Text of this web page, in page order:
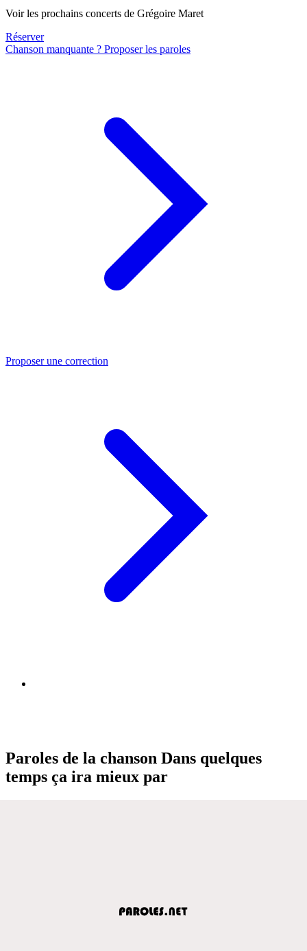
Voir les prochains concerts de Grégoire Maret
Réserver
Chanson manquante ? Proposer les paroles
Proposer une correction
Paroles de la chanson Dans quelques
temps ça ira mieux par